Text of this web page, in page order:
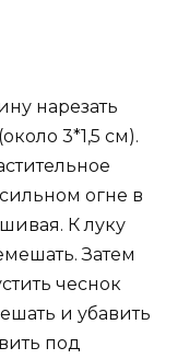
нарезать
3*1,5 см).
огне в
К луку
Затем
чеснок
и убавить
под